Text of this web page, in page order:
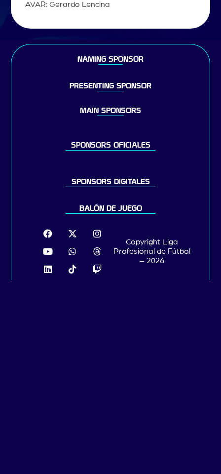
AVAR: Gerardo Lencina
NAMING SPONSOR
PRESENTING SPONSOR
MAIN SPONSORS
SPONSORS OFICIALES
SPONSORS DIGITALES
BALÓN DE JUEGO
Copyright Liga
Profesional de Fútbol
– 2026